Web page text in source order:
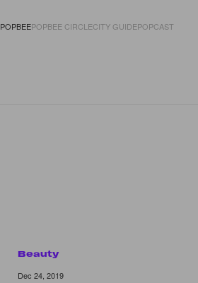
POPBEEPOPBEE CIRCLECITY GUIDEPOPCAST
Beauty
Dec 24, 2019